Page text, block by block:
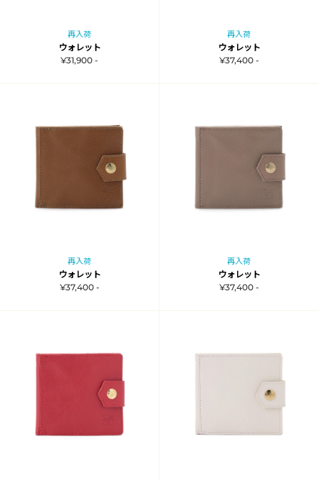
再入荷
ウォレット
¥31,900 -
再入荷
ウォレット
¥37,400 -
再入荷
ウォレット
¥37,400 -
再入荷
ウォレット
¥37,400 -